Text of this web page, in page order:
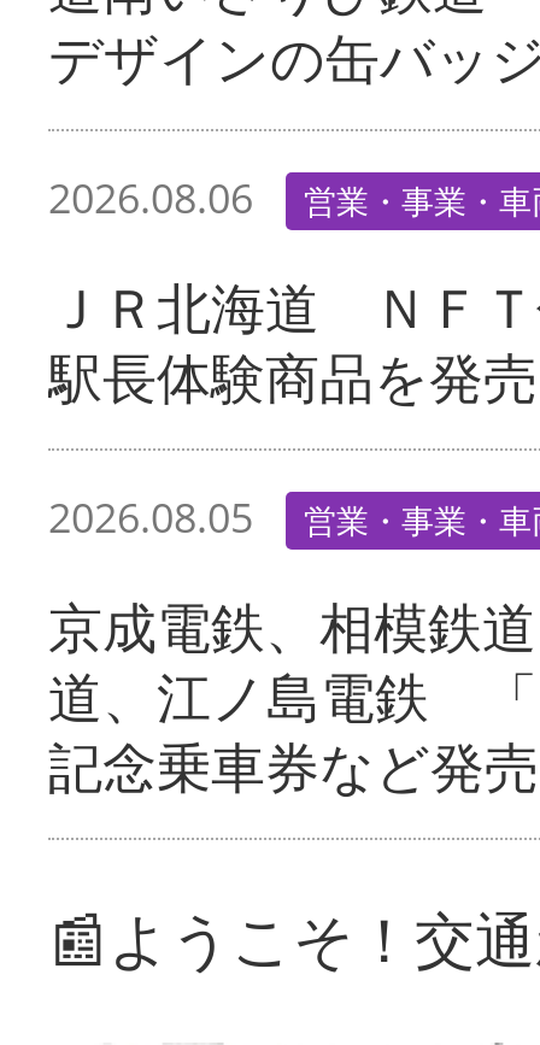
デザインの缶バッ
2026.08.06 営業・事業・
ＪＲ北海道 ＮＦ
駅長体験商品を発売
2026.08.05 営業・事業・
京成電鉄、相模鉄
道、江ノ島電鉄
記念乗車券など発売
📰ようこそ！交